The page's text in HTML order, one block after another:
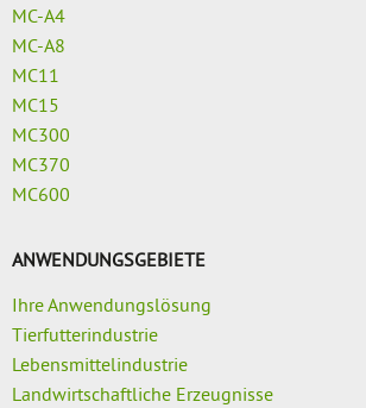
MC-A4
MC-A8
MC11
MC15
MC300
MC370
MC600
ANWENDUNGSGEBIETE
Ihre Anwendungslösung
Tierfutterindustrie
Lebensmittelindustrie
Landwirtschaftliche Erzeugnisse